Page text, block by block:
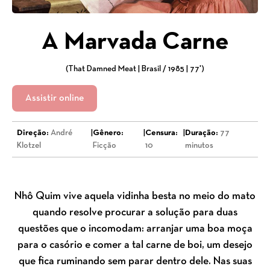
A Marvada Carne
(That Damned Meat | Brasil / 1985 | 77')
Assistir online
Direção: André
Klotzel
Gênero:
Ficção
Censura:
10
Duração: 77
minutos
Nhô Quim vive aquela vidinha besta no meio do mato
quando resolve procurar a solução para duas
questões que o incomodam: arranjar uma boa moça
para o casório e comer a tal carne de boi, um desejo
que fica ruminando sem parar dentro dele. Nas suas